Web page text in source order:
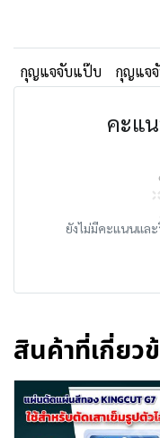
กุญแจจับแป๊บ กุญแจ
คะแ
ยังไม่มีคะแนนแล
สินค้าที่เกี่ยว